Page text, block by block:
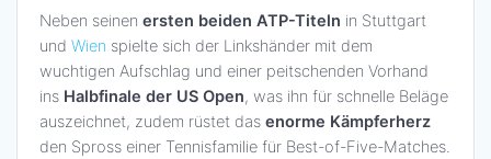
Neben seinen ersten beiden ATP-Titeln in Stuttgart
und Wien spielte sich der Linkshänder mit dem
wuchtigen Aufschlag und einer peitschenden Vorhand
ins Halbfinale der US Open, was ihn für schnelle Beläge
auszeichnet, zudem rüstet das enorme Kämpferherz
den Spross einer Tennisfamilie für Best-of-Five-Matches.